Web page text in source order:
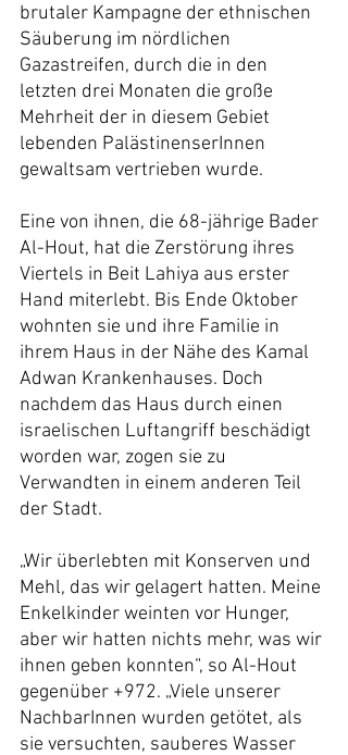
brutaler Kampagne der ethnischen
Säuberung im nördlichen
Gazastreifen, durch die in den
letzten drei Monaten die große
Mehrheit der in diesem Gebiet
lebenden PalästinenserInnen
gewaltsam vertrieben wurde.
Eine von ihnen, die 68-jährige Bader
Al-Hout, hat die Zerstörung ihres
Viertels in Beit Lahiya aus erster
Hand miterlebt. Bis Ende Oktober
wohnten sie und ihre Familie in
ihrem Haus in der Nähe des Kamal
Adwan Krankenhauses. Doch
nachdem das Haus durch einen
israelischen Luftangriff beschädigt
worden war, zogen sie zu
Verwandten in einem anderen Teil
der Stadt.
„Wir überlebten mit Konserven und
Mehl, das wir gelagert hatten. Meine
Enkelkinder weinten vor Hunger,
aber wir hatten nichts mehr, was wir
ihnen geben konnten“, so Al-Hout
gegenüber +972. „Viele unserer
NachbarInnen wurden getötet, als
sie versuchten, sauberes Wasser